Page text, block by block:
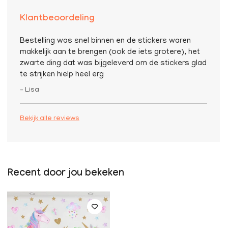
Klantbeoordeling
Bestelling was snel binnen en de stickers waren
makkelijk aan te brengen (ook de iets grotere), het
zwarte ding dat was bijgeleverd om de stickers glad
te strijken hielp heel erg
– Lisa
Bekijk alle reviews
Recent door jou bekeken